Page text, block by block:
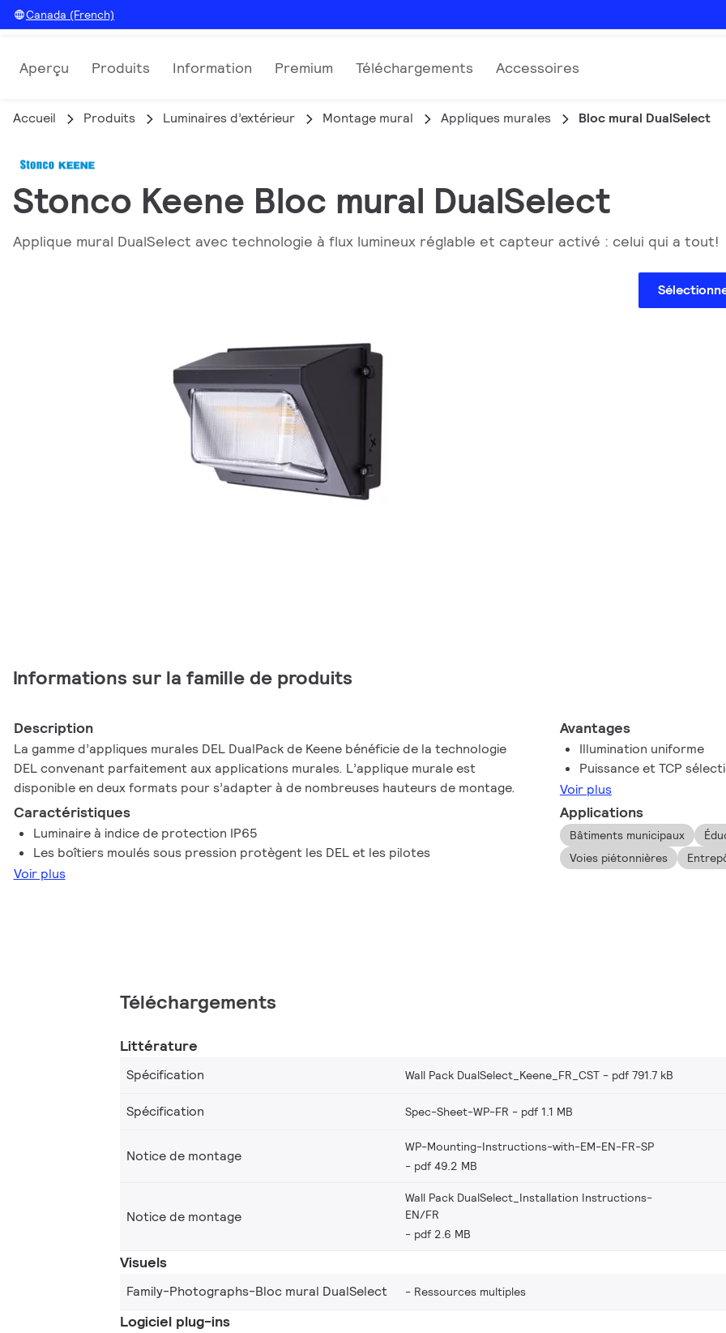
Canada (French)
Aperçu Produits Information Premium Téléchargements Accessoires
Accueil Produits Luminaires d’extérieur Montage mural Appliques murales Bloc mural DualSelect
Stonco Keene Bloc mural DualSelect
Applique mural DualSelect avec technologie à flux lumineux réglable et capteur activé : celui qui a tout!
Informations sur la famille de produits
Description
La gamme d’appliques murales DEL DualPack de Keene bénéficie de la technologie
DEL convenant parfaitement aux applications murales. L’applique murale est
disponible en deux formats pour s’adapter à de nombreuses hauteurs de montage.
Avantages
Illumination uniforme
Puissance et TCP
Voir plus
Caractéristiques
Luminaire à indice de protection IP65
Les boîtiers moulés sous pression protègent les DEL et les pilotes
Voir plus
Applications
Bâtiments municipaux
Voies piétonnières
Téléchargements
Littérature
Spécification Wall Pack DualSelect_Keene_FR_CST pdf 791.7 kB
Spécification Spec-Sheet-WP-FR pdf 1.1 MB
Notice de montage
WP-Mounting-Instructions-with-EM-EN-FR-SP
pdf 49.2 MB
Notice de montage
Wall Pack DualSelect_Installation Instructions-
EN/FR
pdf 2.6 MB
Visuels
Family-Photographs-Bloc mural DualSelect Ressources multiples
Logiciel plug-ins